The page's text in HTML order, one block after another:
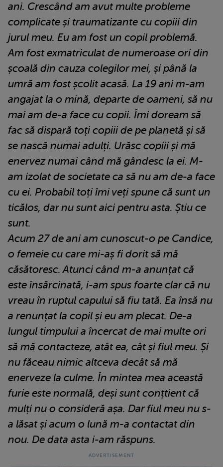
ani. Crescând am avut multe probleme
complicate și traumatizante cu copiii din
jurul meu. Eu am fost un copil problemă.
Am fost exmatriculat de numeroase ori din
școală din cauza colegilor mei, și până la
umră am fost școlit acasă. La 19 ani m-am
angajat la o mină, departe de oameni, să nu
mai am de-a face cu copii. Îmi doream să
fac să dispară toți copiii de pe planetă și să
se nască numai adulți. Urăsc copiii și mă
enervez numai când mă gândesc la ei. M-
am izolat de societate ca să nu am de-a face
cu ei. Probabil toți îmi veți spune că sunt un
ticălos, dar nu sunt aici pentru asta. Știu ce
sunt.
Acum 27 de ani am cunoscut-o pe Candice,
o femeie cu care mi-aș fi dorit să mă
căsătoresc. Atunci când m-a anunțat că
este însărcinată, i-am spus foarte clar că nu
vreau în ruptul capului să fiu tată. Ea însă nu
a renunțat la copil și eu am plecat. De-a
lungul timpului a încercat de mai multe ori
să mă contacteze, atât ea, cât și fiul meu. Și
nu făceau nimic altceva decât să mă
enerveze la culme. În mintea mea această
furie este normală, deși sunt conțtient că
mulți nu o consideră așa. Dar fiul meu nu s-
a lăsat și acum o lună m-a contactat din
nou. De data asta i-am răspuns.